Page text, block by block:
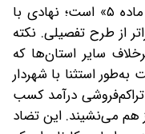
مجرای اصلی این فروش، «کمیسیون ماده ۵» است؛ نهادی با
از طرح تفصیلی. نکته
سایر استان‌ها که
استثنا با شهردار
درآمد کسب
می‌نشیند. این تضاد